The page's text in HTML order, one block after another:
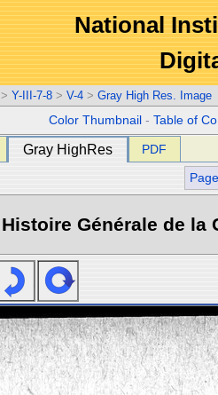
National
> Y-III-7-8 > V-4 > Gray High Res. Image
Color Thumbnail -Table of
Gray HighRes PDF
Histoire Générale de la